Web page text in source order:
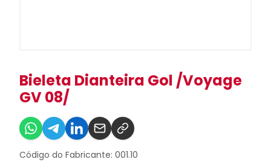
Bieleta Dianteira Gol /Voyage
GV 08/
Código do Fabricante: 001.10